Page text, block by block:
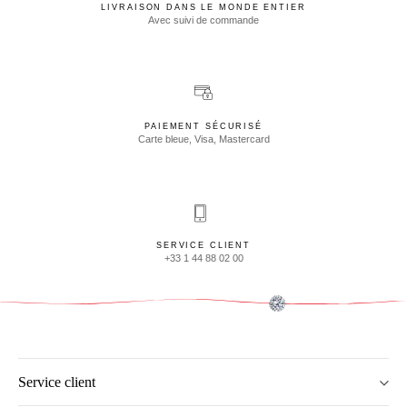
LIVRAISON DANS LE MONDE ENTIER
Avec suivi de commande
PAIEMENT SÉCURISÉ
Carte bleue, Visa, Mastercard
SERVICE CLIENT
+33 1 44 88 02 00
Service client